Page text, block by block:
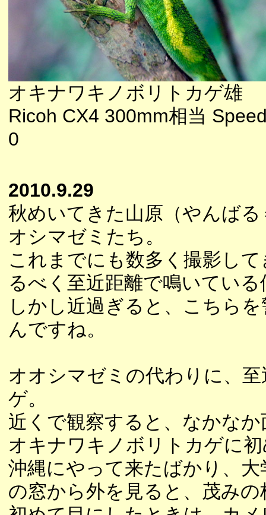
オキナワキノボリトカゲ雄
Ricoh CX4 300mm相当
0
2010.9.29
秋めいてきた山原（やんば
オシマゼミたち。
これまでにも数多く撮影し
るべく至近距離で鳴いてい
しかし近過ぎると、こちら
んですね。
オオシマゼミの代わりに、
ゲ。
近くで観察すると、なかな
オキナワキノボリトカゲに
沖縄にやって来たばかり、
の窓から外を見ると、茂み